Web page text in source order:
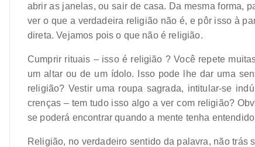
abrir as janelas, ou sair de casa. Da mesma forma,
ver o que a verdadeira religião não é, e pôr isso à
direta. Vejamos pois o que não é religião.
Cumprir rituais – isso é religião ? Você repete
um altar ou de um ídolo. Isso pode lhe dar uma
religião? Vestir uma roupa sagrada, intitular-se
crenças – tem tudo isso algo a ver com religião?
se poderá encontrar quando a mente tenha
Religião, no verdadeiro sentido da palavra, não trás